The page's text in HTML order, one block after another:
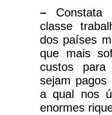
– Constata
classe
dos países
que mais
custos
sejam pagos
a qual nos
enormes